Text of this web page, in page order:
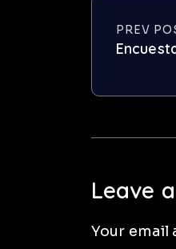
PREV
Leave
Your email